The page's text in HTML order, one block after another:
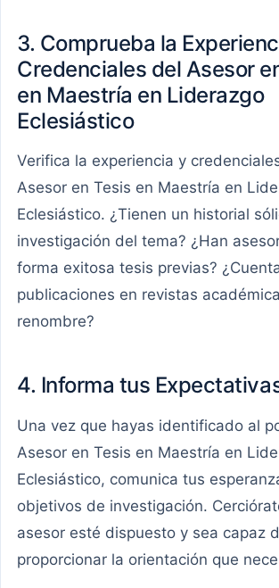
3. Comprueba la
Credenciales del Asesor
en Maestría en Liderazgo
Eclesiástico
Verifica la experiencia y
Asesor en Tesis en Maestría en
Eclesiástico. ¿Tienen un historial
investigación del tema? ¿Han
forma exitosa tesis previas?
publicaciones en revistas
renombre?
4. Informa tus
Una vez que hayas identificado al
Asesor en Tesis en Maestría en
Eclesiástico, comunica tus
objetivos de investigación.
asesor esté dispuesto y sea capaz
proporcionar la orientación que